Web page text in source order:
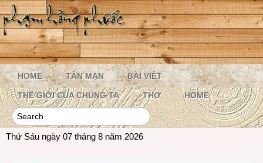
HOME TẢN MẠN BÀI VIẾT
THẾ GIỚI CỦA CHÚNG TA THƠ HOME
Thứ Sáu ngày 07 tháng 8 năm 2026